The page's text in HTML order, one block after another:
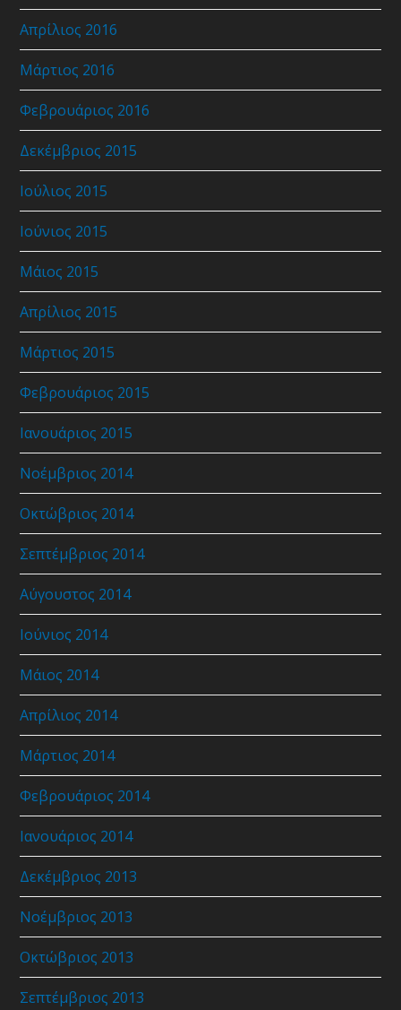
Απρίλιος 2016
Μάρτιος 2016
Φεβρουάριος 2016
Δεκέμβριος 2015
Ιούλιος 2015
Ιούνιος 2015
Μάιος 2015
Απρίλιος 2015
Μάρτιος 2015
Φεβρουάριος 2015
Ιανουάριος 2015
Νοέμβριος 2014
Οκτώβριος 2014
Σεπτέμβριος 2014
Αύγουστος 2014
Ιούνιος 2014
Μάιος 2014
Απρίλιος 2014
Μάρτιος 2014
Φεβρουάριος 2014
Ιανουάριος 2014
Δεκέμβριος 2013
Νοέμβριος 2013
Οκτώβριος 2013
Σεπτέμβριος 2013